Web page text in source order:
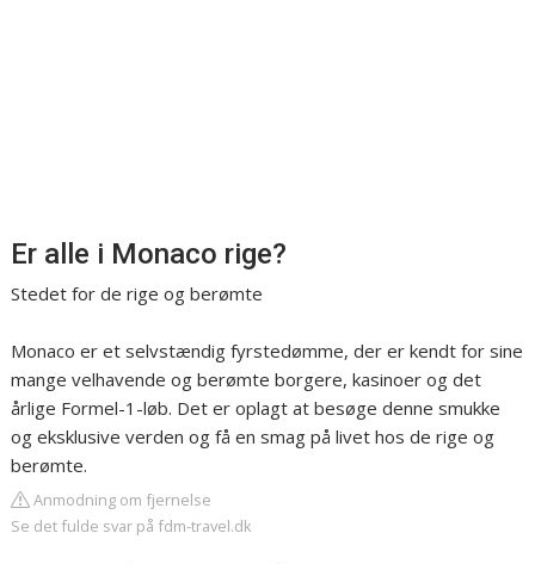
Er alle i Monaco rige?
Stedet for de rige og berømte
Monaco er et selvstændig fyrstedømme, der er kendt for sine
mange velhavende og berømte borgere, kasinoer og det
årlige Formel-1-løb. Det er oplagt at besøge denne smukke
og eksklusive verden og få en smag på livet hos de rige og
berømte.
Anmodning om fjernelse
Se det fulde svar på fdm-travel.dk